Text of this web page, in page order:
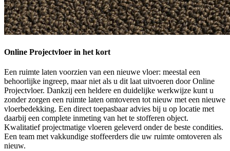
Online Projectvloer in het kort
Een ruimte laten voorzien van een nieuwe vloer: meestal een
behoorlijke ingreep, maar niet als u dit laat uitvoeren door Online
Projectvloer. Dankzij een heldere en duidelijke werkwijze kunt u
zonder zorgen een ruimte laten omtoveren tot nieuw met een nieuwe
vloerbedekking. Een direct toepasbaar advies bij u op locatie met
daarbij een complete inmeting van het te stofferen object.
Kwalitatief projectmatige vloeren geleverd onder de beste condities.
Een team met vakkundige stoffeerders die uw ruimte omtoveren als
nieuw.